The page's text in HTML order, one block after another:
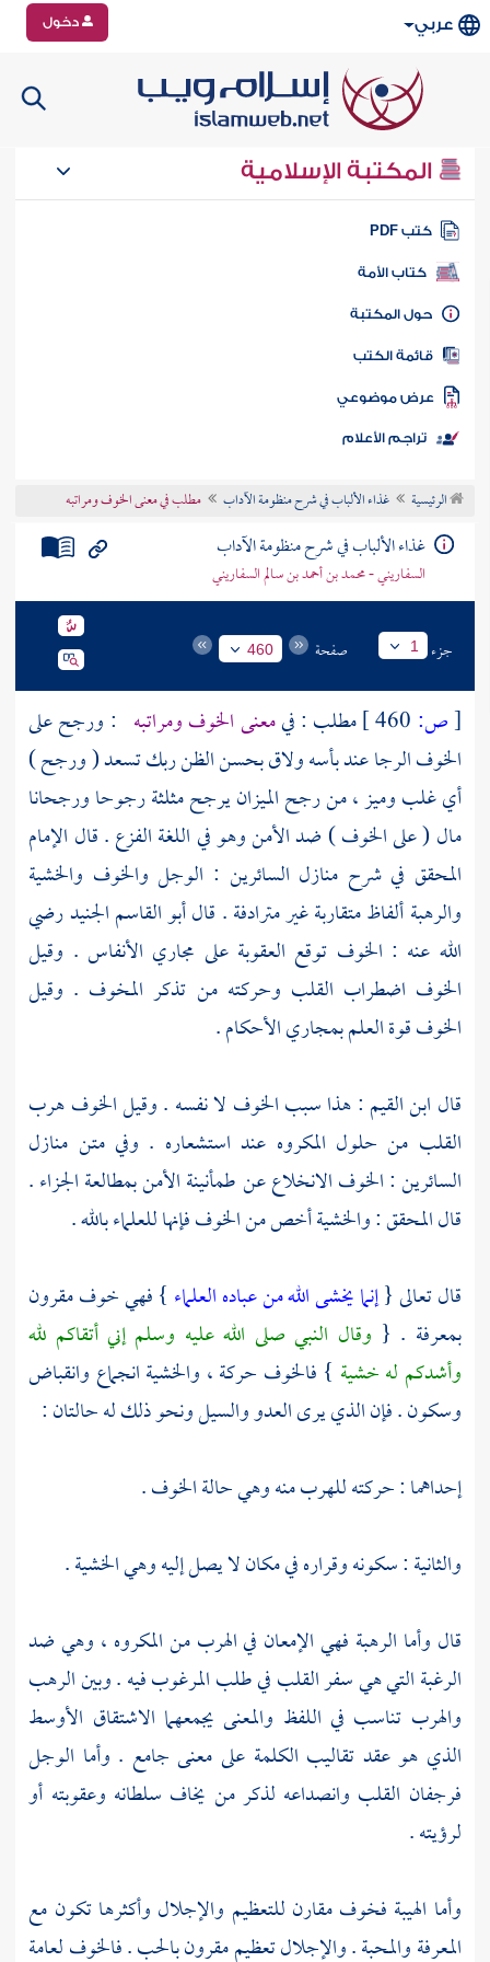
عربي دخول
المكتبة الإسلامية
كتب PDF
كتاب الأمة
المكتبة
الكتب
موضوعي
تراجم الأعلام
الرئيسية غذاء الألباب في شرح منظومة الآداب مطلب في معنى الخوف ومراتبه
غذاء الألباب في شرح منظومة الآداب
السفاريني - محمد بن أحمد بن سالم السفاريني
جزء 1 صفحة 460
[ص: مطلب : فيمعنى الخوف ومراتبه : ورجح على
الخوف الرجا عند بأسه ولاق بحسن الظن ربك تسعد ( ورجح )
أي غلب وميز ، من رجح الميزان يرجح مثلثة رجوحا ورجحانا
مال ( على الخوف ) ضد الأمن وهو في اللغة الفزع . قال الإمام
المحقق في شرح منازل السائرين : الوجل والخوف والخشية
والرهبة ألفاظ متقاربة غير مترادفة . قالأبو القاسم الجنيدرضي
الله عنه : الخوف توقع العقوبة على مجاري الأنفاس . وقيل
الخوف اضطراب القلب وحركته من تذكر المخوف . وقيل
الخوف قوة العلم بمجاري الأحكام .
قال ابن القيم : هذا سبب الخوف لا نفسه . وقيل الخوف هرب
القلب من حلول المكروه عند استشعاره . وفي متن منازل
السائرين : الخوف الانخلاع عن طمأنينة الأمن بمطالعة الجزاء .
قال المحقق : والخشية أخص من الخوف فإنها للعلماء بالله .
قال تعالى {إنما يخشى الله من عباده العلماء } فهي خوف مقرون
بمعرفة . { وقال النبي صلى الله عليه وسلم إني أتقاكم لله
وأشدكم له خشية } فالخوف حركة ، والخشية انجماع وانقباض
وسكون . فإن الذي يرى العدو والسيل ونحو ذلك له حالتان :
إحداهما : حركته للهرب منه وهي حالة الخوف .
والثانية : سكونه وقراره في مكان لا يصل إليه وهي الخشية .
قال وأما الرهبة فهي الإمعان في الهرب من المكروه ، وهي ضد
الرغبة التي هي سفر القلب في طلب المرغوب فيه . وبين الرهب
والهرب تناسب في اللفظ والمعنى يجمعهما الاشتقاق الأوسط
الذي هو عقد تقاليب الكلمة على معنى جامع . وأما الوجل
فرجفان القلب وانصداعه لذكر من يخاف سلطانه وعقوبته أو
لرؤيته .
وأما الهيبة فخوف مقارن للتعظيم والإجلال وأكثرها تكون مع
المعرفة والمحبة . والإجلال تعظيم مقرون بالحب . فالخوف لعامة